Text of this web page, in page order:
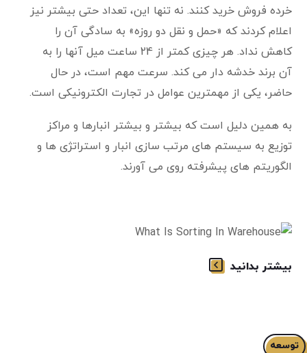
خرده فروش خرید کنند. نه تنها این، تعداد حتی بیشتر نیز
اعلام کردند که «حمل و نقل دو روزه» به سادگی آن را
کاهش نداد. هر چیزی کمتر از 24 ساعت میل آنها را به
آن برند خدشه دار می کند. سرعت مهم است، در حال
حاضر، یکی از مهمترین عوامل در تجارت الکترونیکی است.
به همین دلیل است که بیشتر و بیشتر انبارها و مراکز
توزیع به سیستم های مرتب سازی انبار و استراتژی ها و
الگوریتم های پیشرفته روی می آورند.
بیشتر بدانید
توسعه